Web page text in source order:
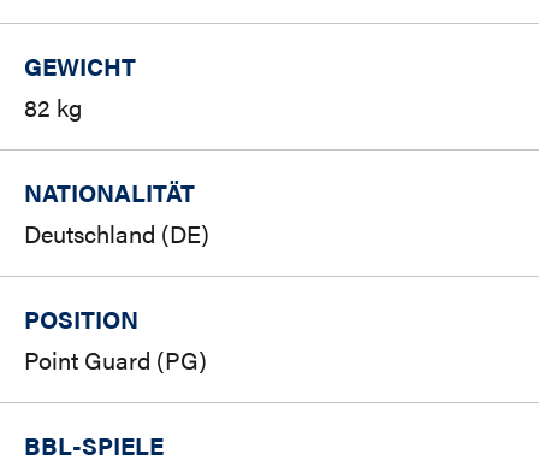
GEWICHT
82 kg
NATIONALITÄT
Deutschland (DE)
POSITION
Point Guard (PG)
BBL-SPIELE